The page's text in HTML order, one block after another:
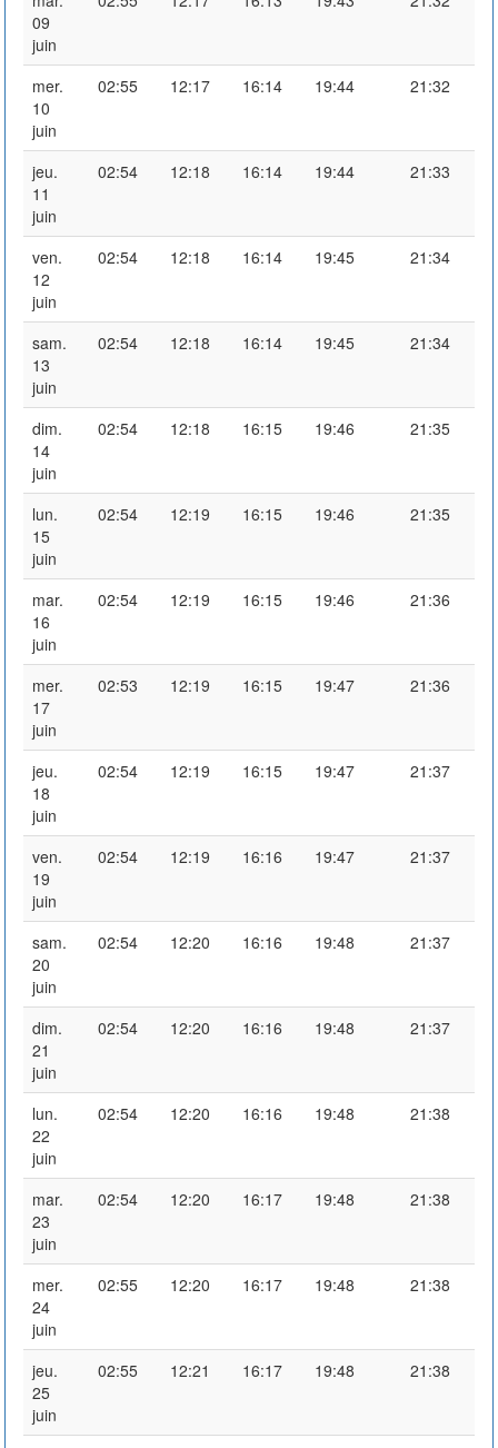
09
juin
mer.
10
juin
02:55 12:17 16:14 19:44 21:32
jeu.
11
juin
02:54 12:18 16:14 19:44 21:33
ven.
12
juin
02:54 12:18 16:14 19:45 21:34
sam.
13
juin
02:54 12:18 16:14 19:45 21:34
dim.
14
juin
02:54 12:18 16:15 19:46 21:35
lun.
15
juin
02:54 12:19 16:15 19:46 21:35
mar.
16
juin
02:54 12:19 16:15 19:46 21:36
mer.
17
juin
02:53 12:19 16:15 19:47 21:36
jeu.
18
juin
02:54 12:19 16:15 19:47 21:37
ven.
19
juin
02:54 12:19 16:16 19:47 21:37
sam.
20
juin
02:54 12:20 16:16 19:48 21:37
dim.
21
juin
02:54 12:20 16:16 19:48 21:37
lun.
22
juin
02:54 12:20 16:16 19:48 21:38
mar.
23
juin
02:54 12:20 16:17 19:48 21:38
mer.
24
juin
02:55 12:20 16:17 19:48 21:38
jeu.
25
juin
02:55 12:21 16:17 19:48 21:38